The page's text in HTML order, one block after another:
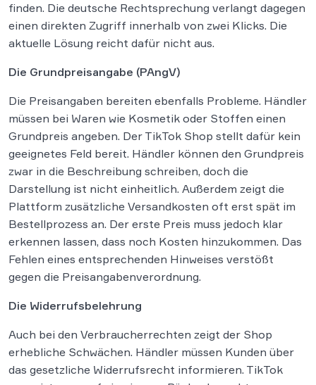
finden. Die deutsche Rechtsprechung verlangt dagegen
einen direkten Zugriff innerhalb von zwei Klicks. Die
aktuelle Lösung reicht dafür nicht aus.
Die Grundpreisangabe (PAngV)
Die Preisangaben bereiten ebenfalls Probleme. Händler
müssen bei Waren wie Kosmetik oder Stoffen einen
Grundpreis angeben. Der TikTok Shop stellt dafür kein
geeignetes Feld bereit. Händler können den Grundpreis
zwar in die Beschreibung schreiben, doch die
Darstellung ist nicht einheitlich. Außerdem zeigt die
Plattform zusätzliche Versandkosten oft erst spät im
Bestellprozess an. Der erste Preis muss jedoch klar
erkennen lassen, dass noch Kosten hinzukommen. Das
Fehlen eines entsprechenden Hinweises verstößt
gegen die Preisangabenverordnung.
Die Widerrufsbelehrung
Auch bei den Verbraucherrechten zeigt der Shop
erhebliche Schwächen. Händler müssen Kunden über
das gesetzliche Widerrufsrecht informieren. TikTok